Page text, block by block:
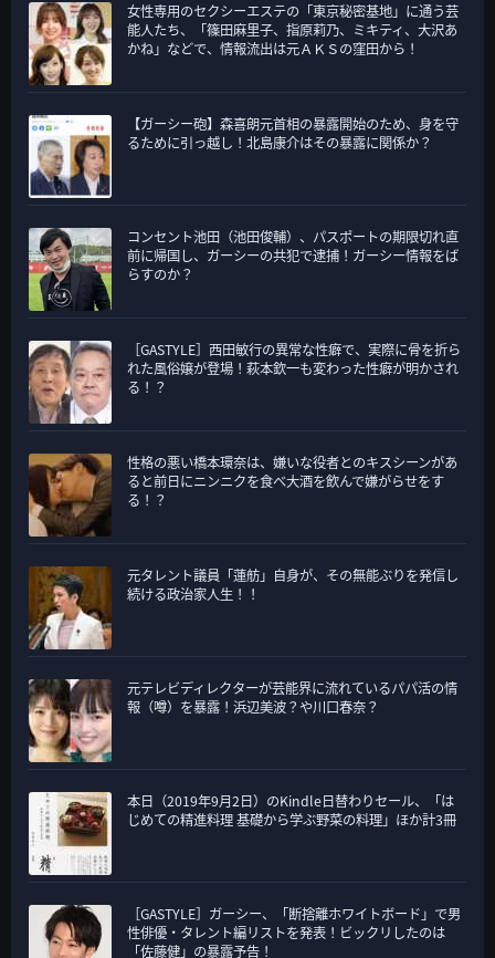
ー
女性専用のセクシーエステの「東京秘密基地」に通う芸
能人たち、「篠田麻里子、指原莉乃、ミキティ、大沢あ
かね」などで、情報流出は元ＡＫＳの窪田から！
【ガーシー砲】森喜朗元首相の暴露開始のため、身を守
るために引っ越し！北島康介はその暴露に関係か？
コンセント池田（池田俊輔）、パスポートの期限切れ直
前に帰国し、ガーシーの共犯で逮捕！ガーシー情報をば
らすのか？
［GASTYLE］西田敏行の異常な性癖で、実際に骨を折ら
れた風俗嬢が登場！萩本欽一も変わった性癖が明かされ
る！？
性格の悪い橋本環奈は、嫌いな役者とのキスシーンがあ
ると前日にニンニクを食べ大酒を飲んで嫌がらせをす
る！？
元タレント議員「蓮舫」自身が、その無能ぶりを発信し
続ける政治家人生！！
元テレビディレクターが芸能界に流れているパパ活の情
報（噂）を暴露！浜辺美波？や川口春奈？
本日（2019年9月2日）のKindle日替わりセール、「は
じめての精進料理 基礎から学ぶ野菜の料理」ほか計3冊
［GASTYLE］ガーシー、「断捨離ホワイトボード」で男
性俳優・タレント編リストを発表！ビックリしたのは
「佐藤健」の暴露予告！